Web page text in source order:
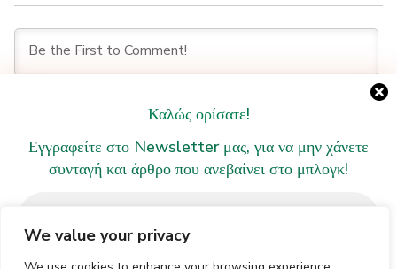
We value your privacy
Καλώς ορίσατε!
Εγγραφείτε στο Newsletter μας, για να μην χάνετε
συνταγή και άρθρο που ανεβαίνει στο μπλογκ!
COMMENTS